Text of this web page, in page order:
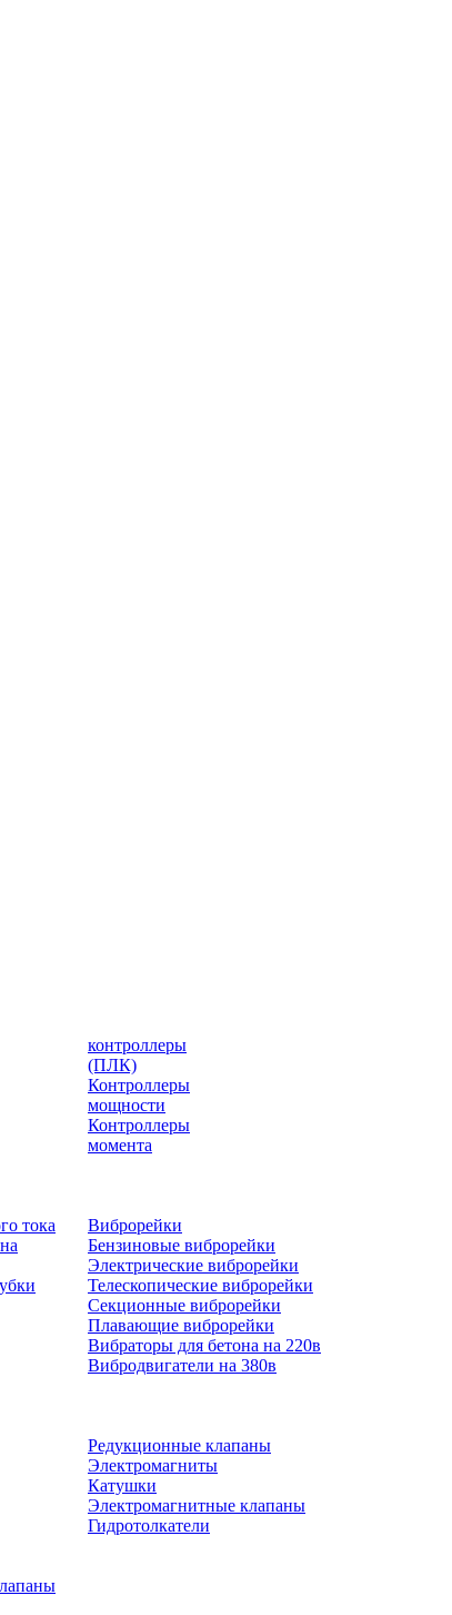
контроллеры
(ПЛК)
Контроллеры
мощности
Контроллеры
момента
тока
Виброрейки
Бензиновые виброрейки
Электрические виброрейки
Телескопические виброрейки
Секционные виброрейки
Плавающие виброрейки
Вибраторы для бетона на 220в
Вибродвигатели на 380в
Редукционные клапаны
Электромагниты
Катушки
Электромагнитные клапаны
Гидротолкатели